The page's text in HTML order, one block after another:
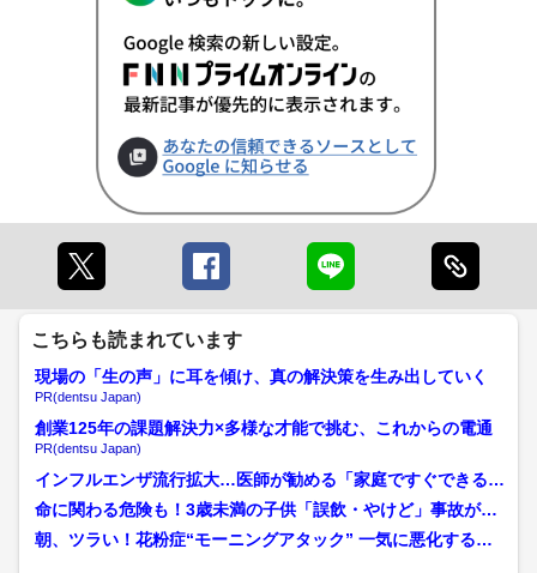
こちらも読まれています
現場の「生の声」に耳を傾け、真の解決策を生み出していく
PR(dentsu Japan)
創業125年の課題解決力×多様な才能で挑む、これからの電通
PR(dentsu Japan)
インフルエンザ流行拡大…医師が勧める「家庭ですぐできる2
つの対策」 年末年始や受...
命に関わる危険も！3歳未満の子供「誤飲・やけど」事故が急
増…“ボタン電池”に要注...
朝、ツラい！花粉症“モーニングアタック” 一気に悪化するく